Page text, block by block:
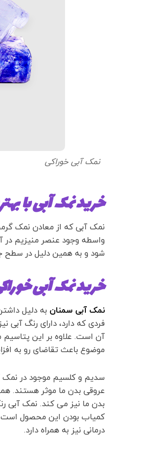
نمک آبی خوراکی
خرید نمک آبی با
نمک آبی که از معادن نمک
واسطه وجود عنصر منیزیم در
شود و به همین دلیل در سطح
خرید نمک آبی
نمک آبی سمنان به دلیل
فردی که دارد، دارای رنگ
آن است. علاوه بر این
موضوع باعث تقاضای رو به
سدیم و کلسیم موجود در نمک
عروقی بدن ما موثر هستند.
بدن ما نیز می کند. نمک آبی
کمیاب بودن این محصول
درمانی نیز به همراه دارد.